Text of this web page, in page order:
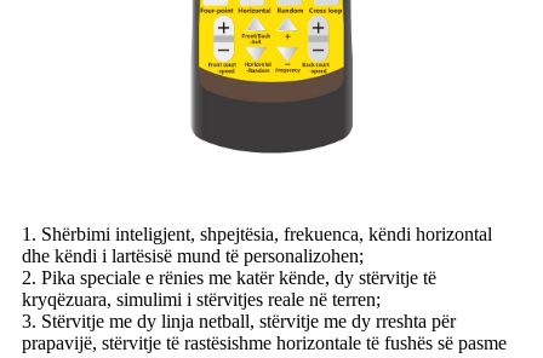
1. Shërbimi inteligjent, shpejtësia, frekuenca, këndi horizontal
dhe këndi i lartësisë mund të personalizohen;
2. Pika speciale e rënies me katër kënde, dy stërvitje të
kryqëzuara, simulimi i stërvitjes reale në terren;
3. Stërvitje me dy linja netball, stërvitje me dy rreshta për
prapavijë, stërvitje të rastësishme horizontale të fushës së pasme